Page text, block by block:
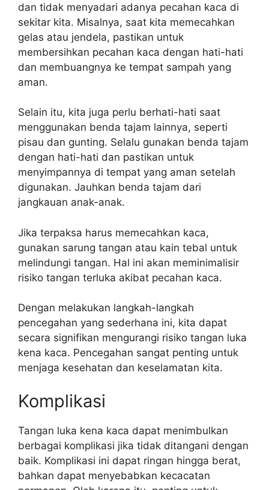
dan tidak menyadari adanya pecahan kaca di
sekitar kita. Misalnya, saat kita memecahkan
gelas atau jendela, pastikan untuk
membersihkan pecahan kaca dengan hati-hati
dan membuangnya ke tempat sampah yang
aman.
Selain itu, kita juga perlu berhati-hati saat
menggunakan benda tajam lainnya, seperti
pisau dan gunting. Selalu gunakan benda tajam
dengan hati-hati dan pastikan untuk
menyimpannya di tempat yang aman setelah
digunakan. Jauhkan benda tajam dari
jangkauan anak-anak.
Jika terpaksa harus memecahkan kaca,
gunakan sarung tangan atau kain tebal untuk
melindungi tangan. Hal ini akan meminimalisir
risiko tangan terluka akibat pecahan kaca.
Dengan melakukan langkah-langkah
pencegahan yang sederhana ini, kita dapat
secara signifikan mengurangi risiko tangan luka
kena kaca. Pencegahan sangat penting untuk
menjaga kesehatan dan keselamatan kita.
Komplikasi
Tangan luka kena kaca dapat menimbulkan
berbagai komplikasi jika tidak ditangani dengan
baik. Komplikasi ini dapat ringan hingga berat,
bahkan dapat menyebabkan kecacatan